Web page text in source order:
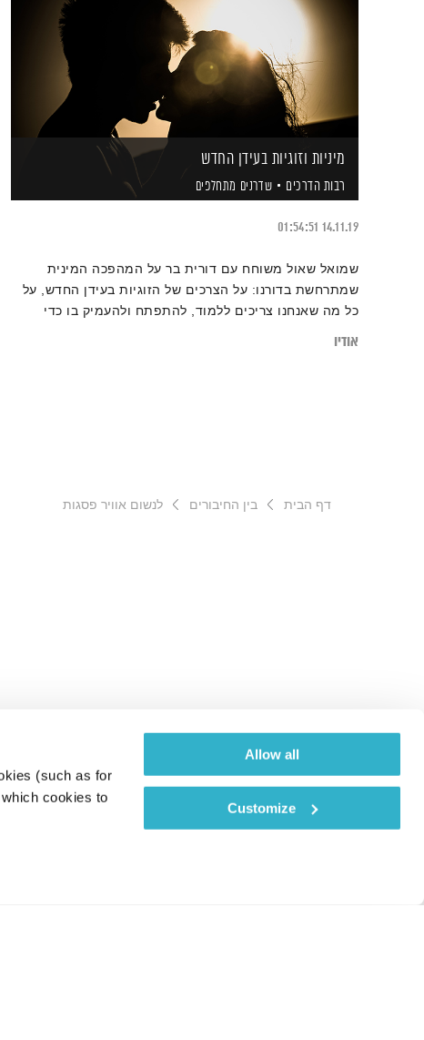
(such as for
cookies to
Allow all
Customize
מיניות וזוגיות בעידן החדש
רבות הדרכים שדרנים מתחלפים
14.11.19
01:54:51
שמואל שאול משוחח עם דורית בר על המהפכה המינית
שמתרחשת בדורנו: על הצרכים של הזוגיות בעידן החדש, על
כל מה שאנחנו צריכים ללמוד, להתפתח ולהעמיק בו כדי
אודיו
דף הבית בין החיבורים לנשום אוויר פסגות